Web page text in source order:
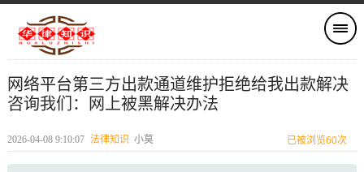
网络平台第三方出款通道维护拒绝给我出款解决
咨询我们：网上被黑解决办法
2026-04-08 9:10:07 法律知识 小莫 已被浏览60次